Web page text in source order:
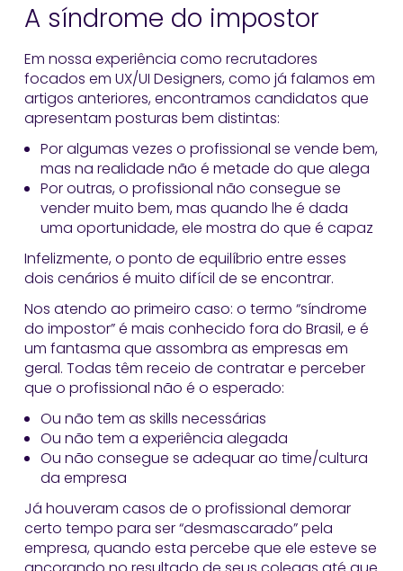
A síndrome do impostor
Em nossa experiência como recrutadores
focados em UX/UI Designers, como já falamos em
artigos anteriores, encontramos candidatos que
apresentam posturas bem distintas:
Por algumas vezes o profissional se vende bem,
mas na realidade não é metade do que alega
Por outras, o profissional não consegue se
vender muito bem, mas quando lhe é dada
uma oportunidade, ele mostra do que é capaz
Infelizmente, o ponto de equilíbrio entre esses
dois cenários é muito difícil de se encontrar.
Nos atendo ao primeiro caso: o termo “síndrome
do impostor” é mais conhecido fora do Brasil, e é
um fantasma que assombra as empresas em
geral. Todas têm receio de contratar e perceber
que o profissional não é o esperado:
Ou não tem as skills necessárias
Ou não tem a experiência alegada
Ou não consegue se adequar ao time/cultura
da empresa
Já houveram casos de o profissional demorar
certo tempo para ser “desmascarado” pela
empresa, quando esta percebe que ele esteve se